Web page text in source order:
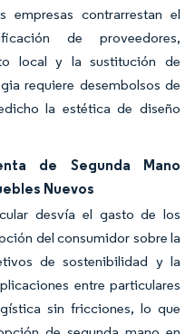
empresas contrarrestan el
de proveedores,
local y la sustitución de
requiere desembolsos de
la estética de diseño
de Segunda Mano
Nuevos
desvía el gasto de los
del consumidor sobre la
de sostenibilidad y la
entre particulares
sin fricciones, lo que